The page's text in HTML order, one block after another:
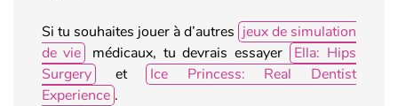
Si tu souhaites jouer à d’autres jeux de simulation
de vie
médicaux, tu devrais essayer
Ella: Hips
Surgery
et
Ice Princess: Real Dentist
Experience .